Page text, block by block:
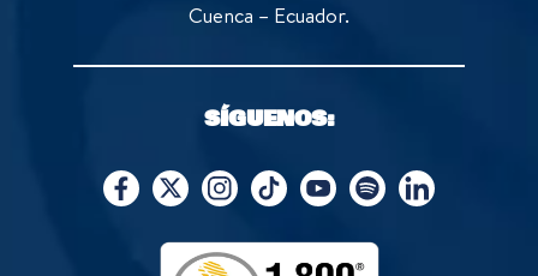
Cuenca – Ecuador.
SÍGUENOS: